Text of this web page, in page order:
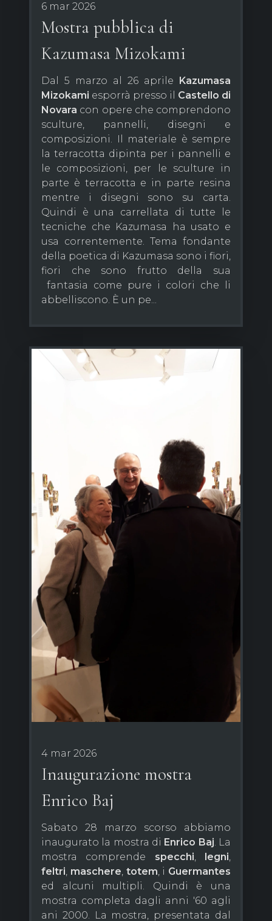
6 mar 2026
Mostra pubblica di
Kazumasa Mizokami
Dal 5 marzo al 26 aprile
Kazumasa
Mizokami esporrà presso il Castello di
Novara con opere che comprendono
sculture, pannelli, disegni e
composizioni. Il materiale è sempre
la terracotta dipinta per i pannelli e
le composizioni, per le sculture in
parte è terracotta e in parte resina
mentre i disegni sono su carta.
Quindi è una carrellata di tutte le
tecniche che Kazumasa ha usato e
usa correntemente. Tema fondante
della poetica di Kazumasa sono i fiori,
fiori che sono frutto della sua
fantasia come pure i colori che li
abbelliscono. È un pe...
4 mar 2026
Inaugurazione mostra
Enrico Baj
Sabato 28 marzo scorso abbiamo
inaugurato la mostra di Enrico Baj . La
mostra comprende specchi legni
feltri maschere totem , i Guermantes
ed alcuni multipli. Quindi è una
mostra completa dagli anni '60 agli
ani 2000. La mostra, presentata dal